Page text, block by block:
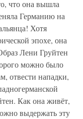
что она вышла
Германию на
Хотя
эпохе, она
Лени Груйтен
можно было
отвести нападки,
Как она живёт,
выдержать эту